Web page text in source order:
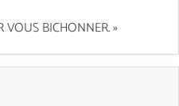
VOUS BICHONNER. »